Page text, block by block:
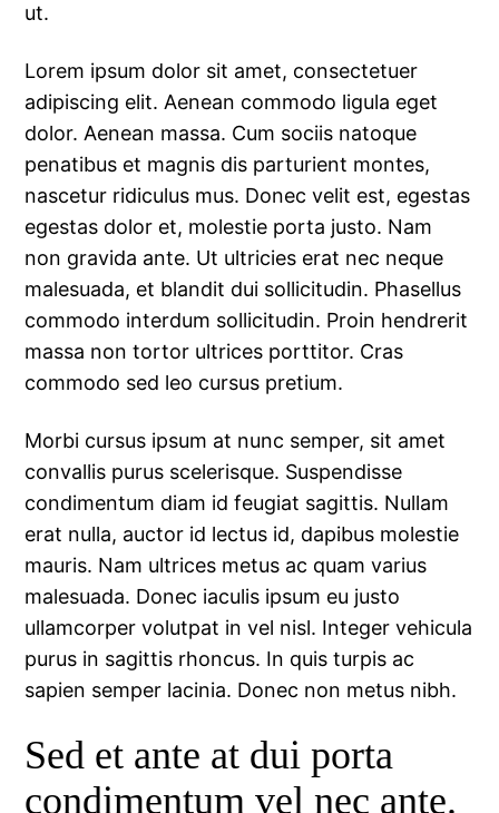
ut.
Lorem ipsum dolor sit amet, consectetuer
adipiscing elit. Aenean commodo ligula eget
dolor. Aenean massa. Cum sociis natoque
penatibus et magnis dis parturient montes,
nascetur ridiculus mus. Donec velit est, egestas
egestas dolor et, molestie porta justo. Nam
non gravida ante. Ut ultricies erat nec neque
malesuada, et blandit dui sollicitudin. Phasellus
commodo interdum sollicitudin. Proin hendrerit
massa non tortor ultrices porttitor. Cras
commodo sed leo cursus pretium.
Morbi cursus ipsum at nunc semper, sit amet
convallis purus scelerisque. Suspendisse
condimentum diam id feugiat sagittis. Nullam
erat nulla, auctor id lectus id, dapibus molestie
mauris. Nam ultrices metus ac quam varius
malesuada. Donec iaculis ipsum eu justo
ullamcorper volutpat in vel nisl. Integer vehicula
purus in sagittis rhoncus. In quis turpis ac
sapien semper lacinia. Donec non metus nibh.
Sed et ante at dui porta
condimentum vel nec ante.